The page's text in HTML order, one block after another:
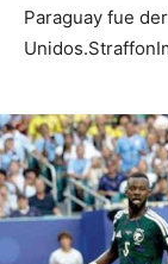
Paraguay fue